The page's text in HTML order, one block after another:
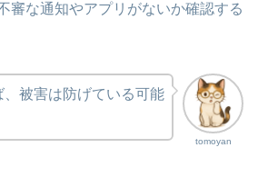
審な通知やアプリがないか確認する
tomoyan
、被害は防げている可能